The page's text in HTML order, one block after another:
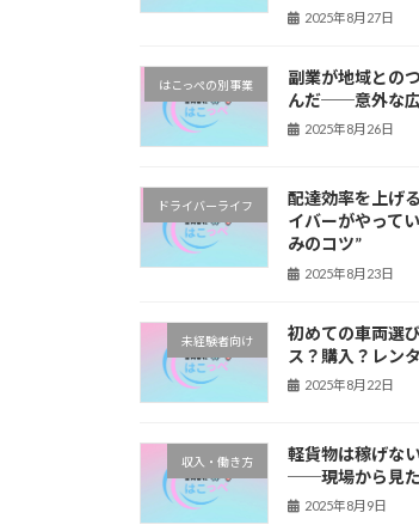
2025年8月27日
はこっぺの別事業
副業が地域との
んだ──意外な
2025年8月26日
ドライバーライフ
配達効率を上げ
イバーがやって
みのコツ”
2025年8月23日
未経験者向け
初めての車両選
ス？購入？レン
2025年8月22日
収入・働き方
軽貨物は稼げな
──現場から見
2025年8月9日